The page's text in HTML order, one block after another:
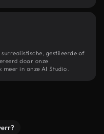
gestileerde of
door onze
meer in onze AI Studio.